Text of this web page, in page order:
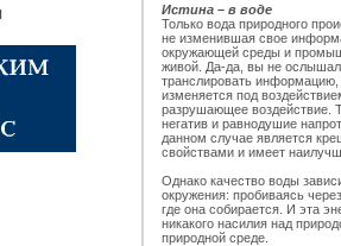
Истина – в воде
Только вода природного
не изменившая свое
окружающей среды и
живой. Да-да, вы не
транслировать информацию,
изменяется под
разрушающее воздействие.
негатив и равнодушие
данном случае является
свойствами и имеет
Однако качество воды
окружения: пробиваясь
где она собирается. И эта
никакого насилия над
природной среде.